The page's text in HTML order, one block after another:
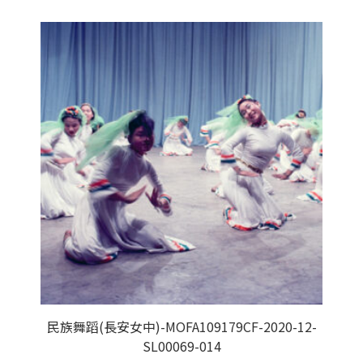
民族舞蹈(長安女中)-MOFA109179CF-2020-12-
SL00069-014